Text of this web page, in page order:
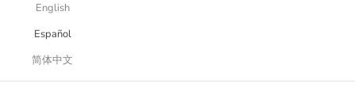
English
Español
简体中文